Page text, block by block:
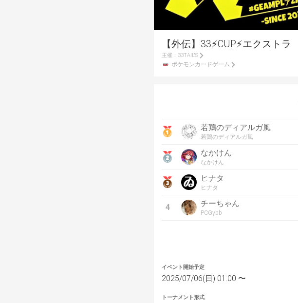
【外伝】33⚡️CUP⚡️エクストラ
主催： 33TAIL'S
ポケモンカードゲーム
若鶏のディアルガ風
若鶏のディアルガ風
なかけん
なかけん
ヒナタ
ヒナタ
4 チーちゃん
PCGybb
イベント開始予定
2025/07/06(日) 01:00 〜
トーナメント形式